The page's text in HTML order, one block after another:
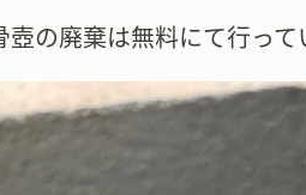
壺の廃棄は無料にて行って